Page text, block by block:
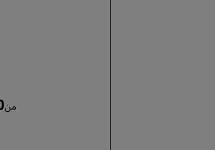
من